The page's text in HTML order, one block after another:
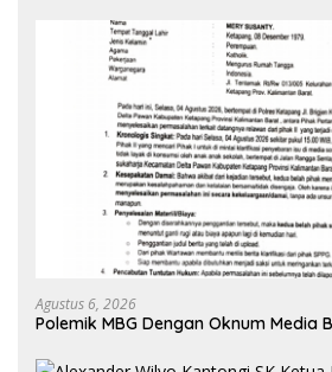
Agustus 6, 2026
Polemik MBG Dengan Oknum Media